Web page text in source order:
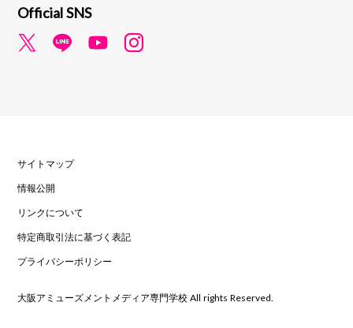
Official SNS
サイトマップ
情報公開
リンクについて
特定商取引法に基づく表記
プライバシーポリシー
大阪アミューズメントメディア専門学校 All rights Reserved.